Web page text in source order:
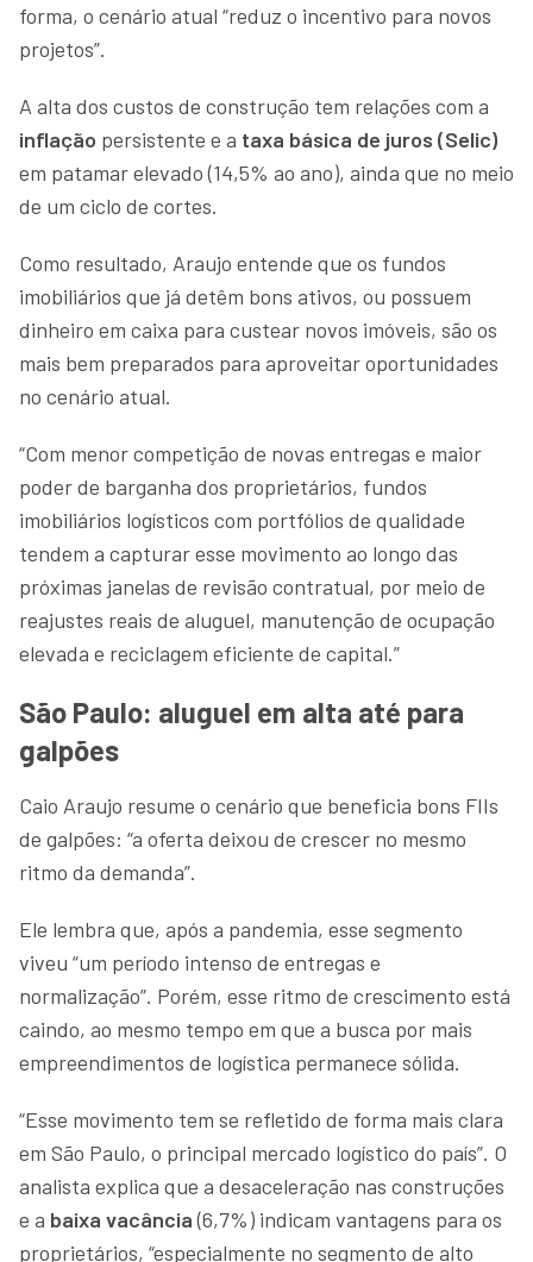
forma, o cenário atual “reduz o incentivo para novos
projetos”.
A alta dos custos de construção tem relações com a
inflação persistente e a taxa básica de juros (Selic)
em patamar elevado (14,5% ao ano), ainda que no meio
de um ciclo de cortes.
Como resultado, Araujo entende que os fundos
imobiliários que já detêm bons ativos, ou possuem
dinheiro em caixa para custear novos imóveis, são os
mais bem preparados para aproveitar oportunidades
no cenário atual.
“Com menor competição de novas entregas e maior
poder de barganha dos proprietários, fundos
imobiliários logísticos com portfólios de qualidade
tendem a capturar esse movimento ao longo das
próximas janelas de revisão contratual, por meio de
reajustes reais de aluguel, manutenção de ocupação
elevada e reciclagem eficiente de capital.”
São Paulo: aluguel em alta até para
galpões
Caio Araujo resume o cenário que beneficia bons FIIs
de galpões: “a oferta deixou de crescer no mesmo
ritmo da demanda”.
Ele lembra que, após a pandemia, esse segmento
viveu “um período intenso de entregas e
normalização”. Porém, esse ritmo de crescimento está
caindo, ao mesmo tempo em que a busca por mais
empreendimentos de logística permanece sólida.
“Esse movimento tem se refletido de forma mais clara
em São Paulo, o principal mercado logístico do país”. O
analista explica que a desaceleração nas construções
e a baixa vacância(6,7%) indicam vantagens para os
proprietários, “especialmente no segmento de alto